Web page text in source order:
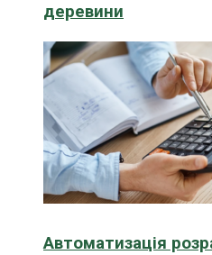
деревини
Автоматизація